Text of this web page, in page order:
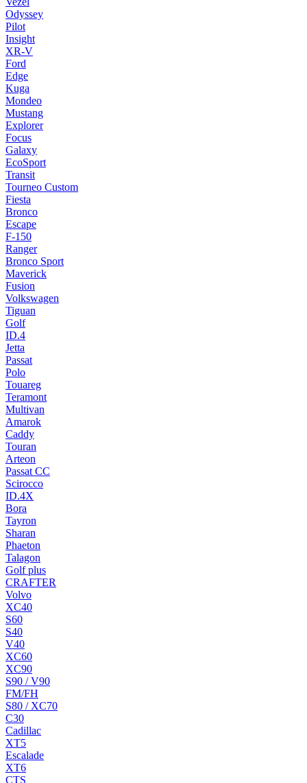
Odyssey
Pilot
Insight
XR-V
Ford
Edge
Kuga
Mondeo
Mustang
Explorer
Focus
Galaxy
EcoSport
Transit
Tourneo Custom
Fiesta
Bronco
Escape
F-150
Ranger
Bronco Sport
Maverick
Fusion
Volkswagen
Tiguan
Golf
ID.4
Jetta
Passat
Polo
Touareg
Teramont
Multivan
Amarok
Caddy
Touran
Arteon
Passat CC
Scirocco
ID.4X
Bora
Tayron
Sharan
Phaeton
Talagon
Golf plus
CRAFTER
Volvo
XC40
S60
S40
V40
XC60
XC90
S90 / V90
FM/FH
S80 / XC70
C30
Cadillac
XT5
Escalade
XT6
CTS